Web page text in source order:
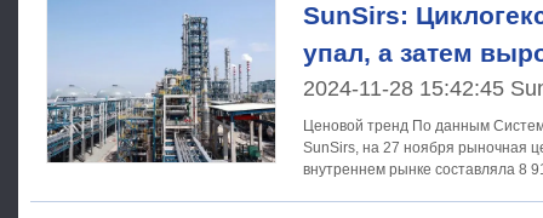
SunSirs:
упал, а затем
2024-11-28 15:42:45
Ценовой тренд По данным Системы анализа товарных рынков
SunSirs, на 27 ноября рыночная
внутреннем рынке составляла 8